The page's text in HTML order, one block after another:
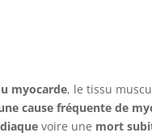
myocarde, le tissu
cause fréquente de
voire une mort